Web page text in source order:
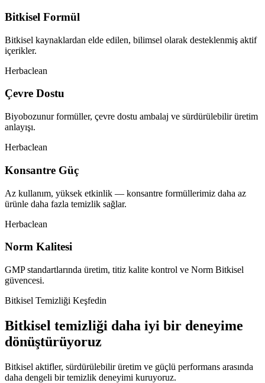
Bitkisel Formül
Bitkisel kaynaklardan elde edilen, bilimsel olarak desteklenmiş aktif
içerikler.
Herbaclean
Çevre Dostu
Biyobozunur formüller, çevre dostu ambalaj ve sürdürülebilir üretim
anlayışı.
Herbaclean
Konsantre Güç
Az kullanım, yüksek etkinlik — konsantre formüllerimiz daha az
ürünle daha fazla temizlik sağlar.
Herbaclean
Norm Kalitesi
GMP standartlarında üretim, titiz kalite kontrol ve Norm Bitkisel
güvencesi.
Bitkisel Temizliği Keşfedin
Bitkisel temizliği daha iyi bir deneyime
dönüştürüyoruz
Bitkisel aktifler, sürdürülebilir üretim ve güçlü performans arasında
daha dengeli bir temizlik deneyimi kuruyoruz.